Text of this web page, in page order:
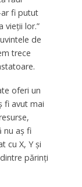
fi putut
vieții lor.”
de
trece
oferi un
fi avut mai
nu aș fi
cu X, Y și
părinți